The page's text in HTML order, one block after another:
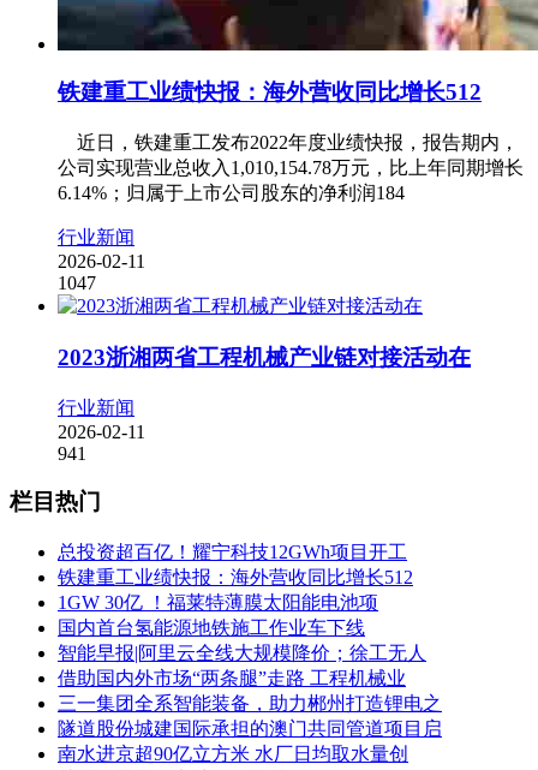
铁建重工业绩快报：海外营收同比增长512
近日，铁建重工发布2022年度业绩快报，报告期内，
公司实现营业总收入1,010,154.78万元，比上年同期增长
6.14%；归属于上市公司股东的净利润184
行业新闻
2026-02-11
1047
2023浙湘两省工程机械产业链对接活动在
行业新闻
2026-02-11
941
栏目热门
总投资超百亿！耀宁科技12GWh项目开工
铁建重工业绩快报：海外营收同比增长512
1GW 30亿 ！福莱特薄膜太阳能电池项
国内首台氢能源地铁施工作业车下线
智能早报|阿里云全线大规模降价；徐工无人
借助国内外市场“两条腿”走路 工程机械业
三一集团全系智能装备，助力郴州打造锂电之
隧道股份城建国际承担的澳门共同管道项目启
南水进京超90亿立方米 水厂日均取水量创